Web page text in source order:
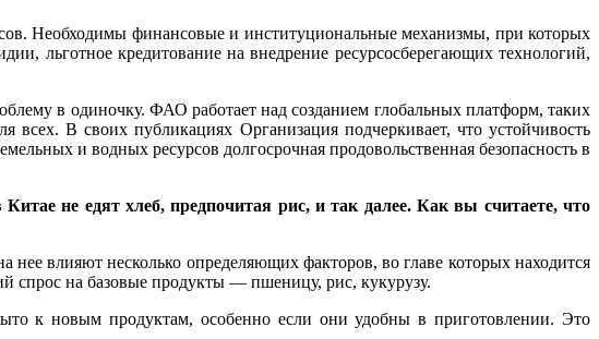
Необходимы финансовые и институциональные механизмы, при которых
льготное кредитование на внедрение ресурсосберегающих технологий,
в одиночку. ФАО работает над созданием глобальных платформ, таких
всех. В своих публикациях Организация подчеркивает, что устойчивость
и водных ресурсов долгосрочная продовольственная безопасность в
не едят хлеб, предпочитая рис, и так далее. Как вы считаете, что
влияют несколько определяющих факторов, во главе которых находится
спрос на базовые продукты — пшеницу, рис, кукурузу.
к новым продуктам, особенно если они удобны в приготовлении. Это